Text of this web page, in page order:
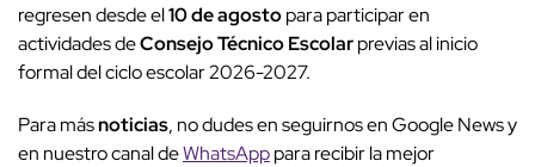
regresen desde el10 de agostopara participar en
actividades deConsejo Técnico Escolarprevias al inicio
formal del ciclo escolar 2026-2027.
Para másnoticias, no dudes en seguirnos en Google News y
en nuestro canal deWhatsApppara recibir la mejor